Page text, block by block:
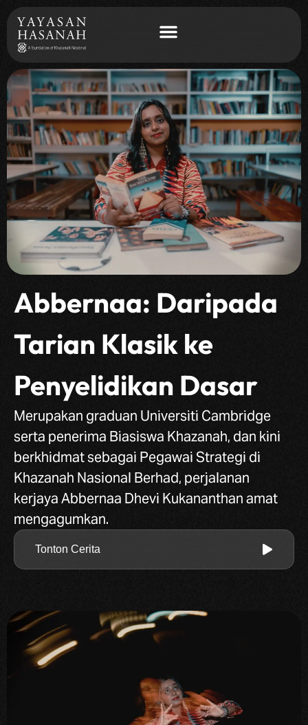
Abbernaa: Daripada
Tarian Klasik ke
Penyelidikan Dasar
Merupakan graduan Universiti Cambridge
serta penerima Biasiswa Khazanah, dan kini
berkhidmat sebagai Pegawai Strategi di
Khazanah Nasional Berhad, perjalanan
kerjaya Abbernaa Dhevi Kukananthan amat
mengagumkan.
Tonton Cerita